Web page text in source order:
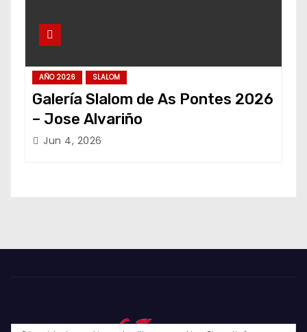
AÑO 2026 SLALOM
Galería Slalom de As Pontes 2026
– Jose Alvariño
Jun 4, 2026